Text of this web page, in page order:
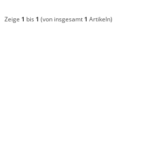
Zeige 1 bis 1 (von insgesamt 1 Artikeln)